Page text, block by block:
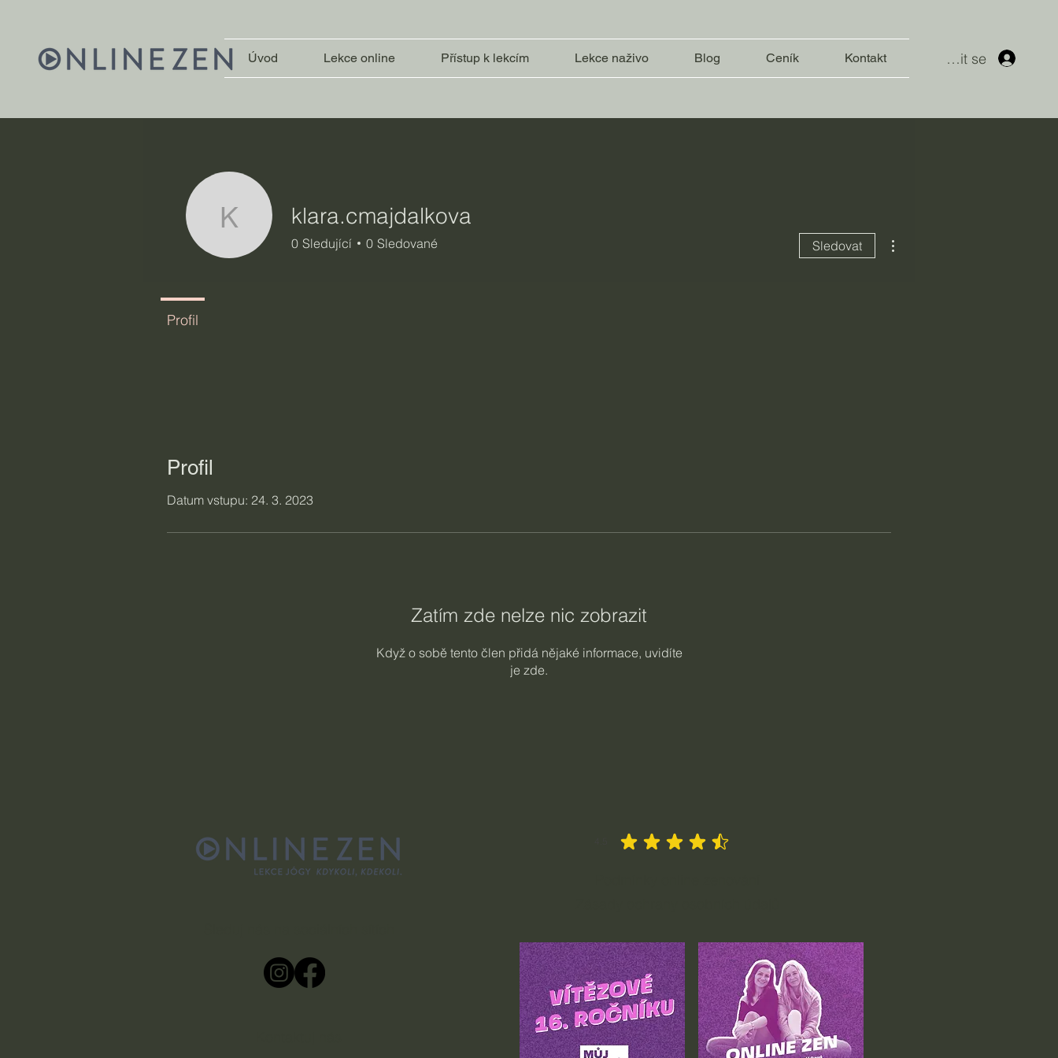
Úvod Lekce online Přístup k lekcím Lekce naživo Blog Ceník Kontakt Přihlásit se
Profil
Datum vstupu: 24. 3. 2023
Zatím zde nelze nic zobrazit
Když o sobě tento člen přidá nějaké informace, uvidíte
je zde.
klara.cmajdalkova
klara.cmajdalkova
0 Sledující 0 Sledované Sledovat
Profil
průměrné hodnocení je 4.5 z 5